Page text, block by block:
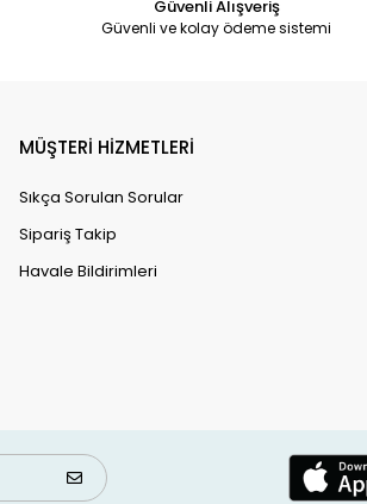
Güvenli Alışveriş
Güvenli ve kolay ödeme sistemi
MÜŞTERİ HİZMETLERİ
Sıkça Sorulan Sorular
Sipariş Takip
Havale Bildirimleri